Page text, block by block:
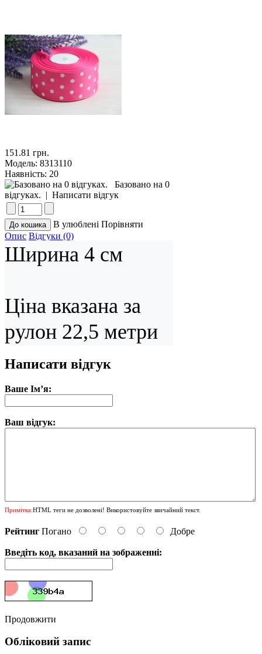
151.81 грн.
Модель: 8313110
Наявність: 20
Базовано на 0
відгуках. | Написати відгук
В улюблені Порівняти
Опис Відгуки (0)
Ширина 4 см
Ціна вказана за
рулон 22,5 метри
Написати відгук
Ваше Ім’я:
Ваш відгук:
Примітка:HTML теги не дозволені! Використовуйте звичайний текст.
Рейтинг Погано Добре
Введіть код, вказаний на зображенні:
Продовжити
Обліковий запис